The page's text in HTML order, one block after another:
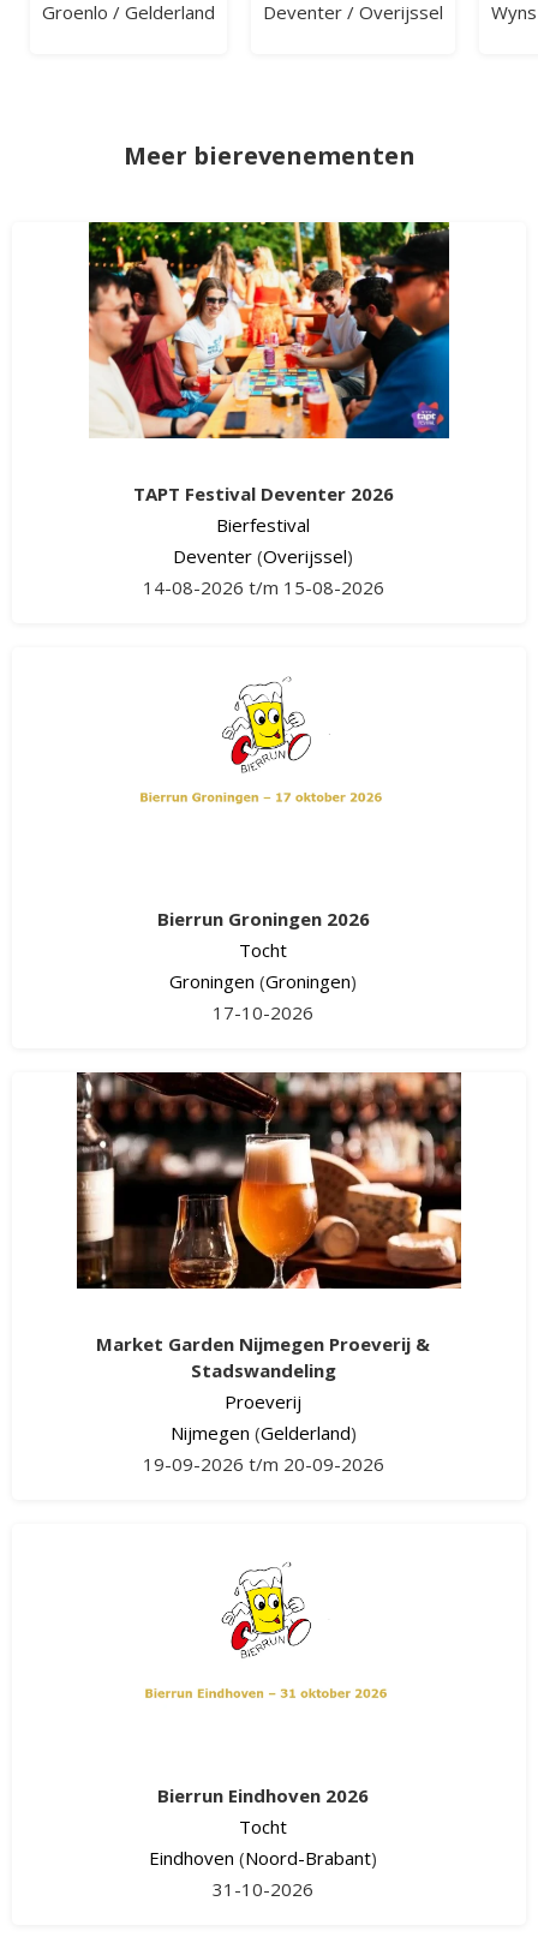
Groenlo / Gelderland Deventer / Overijssel Wyns
Meer bierevenementen
TAPT Festival Deventer 2026
Bierfestival
Deventer (Overijssel)
14-08-2026 t/m 15-08-2026
Bierrun Groningen 2026
Tocht
Groningen (Groningen)
17-10-2026
Market Garden Nijmegen Proeverij &
Stadswandeling
Proeverij
Nijmegen (Gelderland)
19-09-2026 t/m 20-09-2026
Bierrun Eindhoven 2026
Tocht
Eindhoven (Noord-Brabant)
31-10-2026